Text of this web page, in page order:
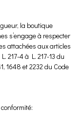
la boutique
s’engage à respecter
attachées aux articles
217-4 à L. 217-13 du
1648 et 2232 du Code